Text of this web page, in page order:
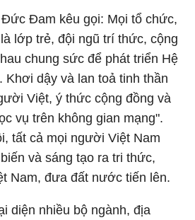
Đam kêu gọi: Mọi tổ chức,
lớp trẻ, đội ngũ trí thức, cộng
chung sức để phát triển Hệ
Khơi dậy và lan toả tinh thần
Việt, ý thức cộng đồng và
vụ trên không gian mạng".
tất cả mọi người Việt Nam
và sáng tạo ra tri thức,
Nam, đưa đất nước tiến lên.
diện nhiều bộ ngành, địa